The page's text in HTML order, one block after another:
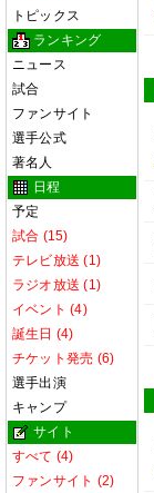
トピックス
ランキング
ニュース
試合
ファンサイト
選手公式
著名人
日程
予定
試合 (15)
テレビ放送 (1)
ラジオ放送 (1)
イベント (4)
誕生日 (4)
チケット発売 (6)
選手出演
キャンプ
サイト
すべて (4)
ファンサイト (2)